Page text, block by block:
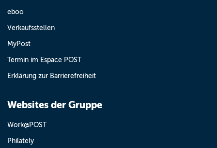
eboo
Verkaufsstellen
MyPost
Termin im Espace POST
Erklärung zur Barrierefreiheit
Websites der Gruppe
Work@POST
Philately